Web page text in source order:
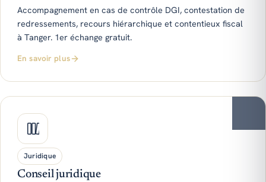
Accompagnement en cas de contrôle DGI, contestation de
redressements, recours hiérarchique et contentieux fiscal
à Tanger. 1er échange gratuit.
En savoir plus
Juridique
Conseil juridique